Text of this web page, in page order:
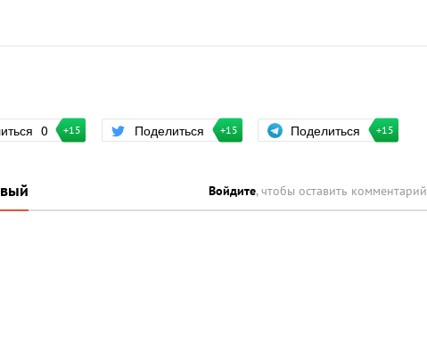
0 +15 Поделиться +15 Поделиться +15
Войдите, чтобы оставить комментарий